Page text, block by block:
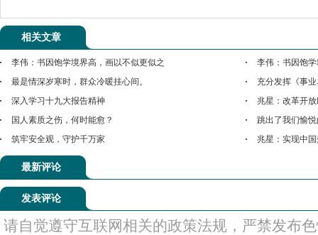
相关文章
李伟：书因饱学境界高，画以不似更似之
李伟：书因饱
最是情深岁寒时，群众冷暖挂心间。
充分发挥《事
深入学习十九大报告精神
兆星：改革开
国人素质之伤，何时能愈？
跳出了我们愉
筑牢安全观，守护千万家
兆星：实现中
最新评论
发表评论
请自觉遵守互联网相关的政策法规，严禁发布